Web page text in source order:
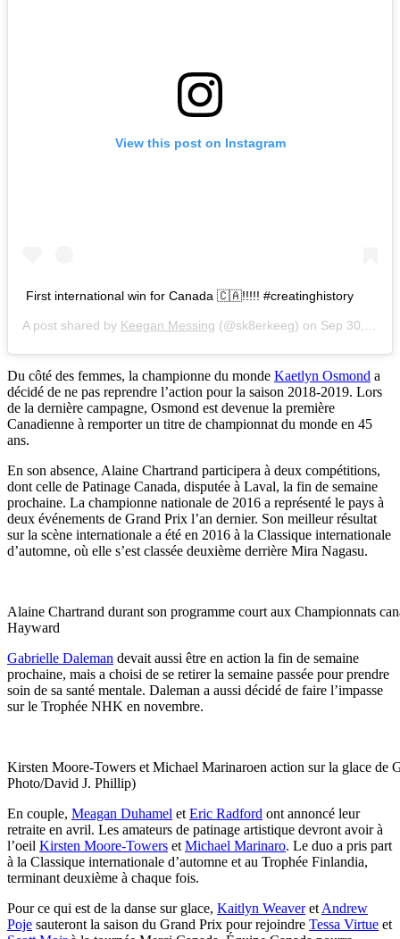
View this post on Instagram
First international win for Canada 🇨🇦!!!!! #creatinghistory
A post shared by Keegan Messing (@sk8erkeeg) on Sep 30, 2018 at 3:01pm PDT
Du côté des femmes, la championne du monde Kaetlyn Osmond a
décidé de ne pas reprendre l’action pour la saison 2018-2019. Lors
de la dernière campagne, Osmond est devenue la première
Canadienne à remporter un titre de championnat du monde en 45
ans.
En son absence, Alaine Chartrand participera à deux compétitions,
dont celle de Patinage Canada, disputée à Laval, la fin de semaine
prochaine. La championne nationale de 2016 a représenté le pays à
deux événements de Grand Prix l’an dernier. Son meilleur résultat
sur la scène internationale a été en 2016 à la Classique internationale
d’automne, où elle s’est classée deuxième derrière Mira Nagasu.
Alaine Chartrand durant son programme court aux Championnats
Hayward
Gabrielle Daleman devait aussi être en action la fin de semaine
prochaine, mais a choisi de se retirer la semaine passée pour prendre
soin de sa santé mentale. Daleman a aussi décidé de faire l’impasse
sur le Trophée NHK en novembre.
Kirsten Moore-Towers et Michael Marinaroen action sur la glace de
Photo/David J. Phillip)
En couple, Meagan Duhamel et Eric Radford ont annoncé leur
retraite en avril. Les amateurs de patinage artistique devront avoir à
l’oeil Kirsten Moore-Towers et Michael Marinaro. Le duo a pris part
à la Classique internationale d’automne et au Trophée Finlandia,
terminant deuxième à chaque fois.
Pour ce qui est de la danse sur glace, Kaitlyn Weaveret Andrew
Poje sauteront la saison du Grand Prix pour rejoindre Tessa Virtue et